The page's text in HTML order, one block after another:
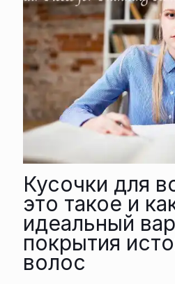
Кусочки для
это такое и
идеальный
покрытия
волос